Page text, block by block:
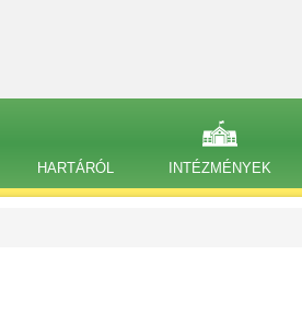
HARTÁRÓL INTÉZMÉNYEK